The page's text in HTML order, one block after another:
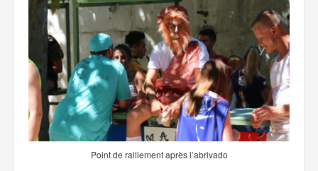
Point de ralliement après l’abrivado